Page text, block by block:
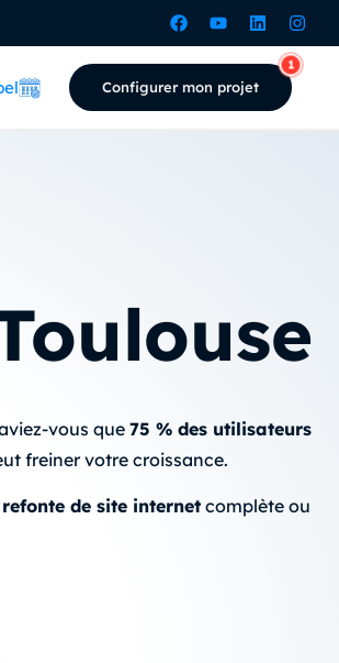
Configurer mon projet
vous que 75 % des utilisateurs
freiner votre croissance.
refonte de site internetcomplète ou